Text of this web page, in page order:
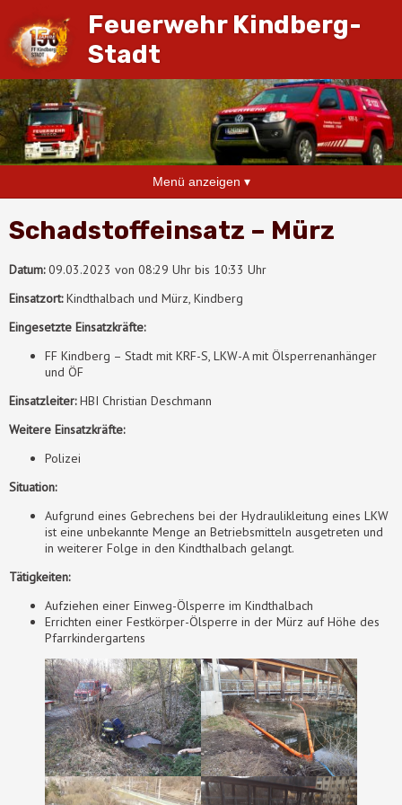
Feuerwehr Kindberg-
Stadt
Menü anzeigen ▾
Schadstoffeinsatz – Mürz
Datum:09.03.2023 von 08:29 Uhr bis 10:33 Uhr
Einsatzort:Kindthalbach und Mürz, Kindberg
Eingesetzte Einsatzkräfte:
FF Kindberg – Stadt mit KRF-S, LKW-A mit Ölsperrenanhänger
und ÖF
Einsatzleiter:HBI Christian Deschmann
Weitere Einsatzkräfte:
Polizei
Situation:
Aufgrund eines Gebrechens bei der Hydraulikleitung eines LKW
ist eine unbekannte Menge an Betriebsmitteln ausgetreten und
in weiterer Folge in den Kindthalbach gelangt.
Tätigkeiten:
Aufziehen einer Einweg-Ölsperre im Kindthalbach
Errichten einer Festkörper-Ölsperre in der Mürz auf Höhe des
Pfarrkindergartens